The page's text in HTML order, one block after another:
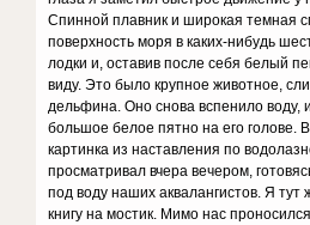
Спинной плавник и широкая темная
поверхность моря в каких-нибудь
лодки и, оставив после себя белый
виду. Это было крупное животное,
дельфина. Оно снова вспенило воду,
большое белое пятно на его голове.
картинка из наставления по
просматривал вчера вечером,
под воду наших аквалангистов. Я тут
книгу на мостик. Мимо нас